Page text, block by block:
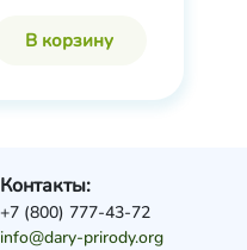
В корзину
Контакты:
+7 (800) 777-43-72
info@dary-prirody.org